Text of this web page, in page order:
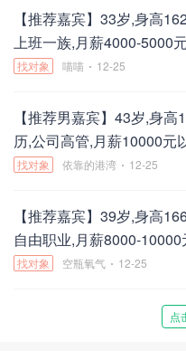
【推荐嘉宾】33岁,身高
上班一族,月薪4000-5000元
找对象 喵喵 12-25
【推荐男嘉宾】43岁,身高
历,公司高管,月薪10000元
找对象 依靠的港湾 12-25
【推荐嘉宾】39岁,身高
自由职业,月薪8000-10000
找对象 空瓶氧气 12-25
点